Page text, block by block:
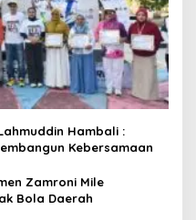
Hambali :
Kebersamaan
Zamroni Mile
Bola Daerah